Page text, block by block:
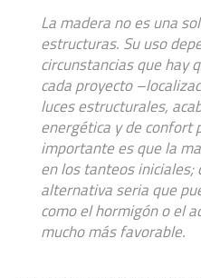
La madera no es una
estructuras. Su uso
circunstancias que hay
cada proyecto
luces estructurales,
energética y de confort
importante es que la
en los tanteos iniciales;
alternativa seria que
como el hormigón o el
mucho más favorable.